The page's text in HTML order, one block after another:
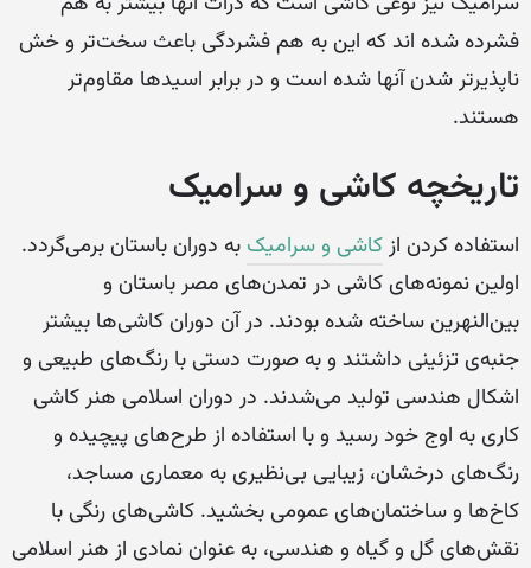
فشرده شده اند که این به هم فشردگی باعث سخت‌تر و خش
ناپذیرتر شدن آنها شده است و در برابر اسیدها مقاوم‌تر
هستند.
تاریخچه کاشی و سرامیک
استفاده کردن ازکاشی و سرامیک به دوران باستان برمی‌گردد.
اولین نمونه‌های کاشی در تمدن‌های مصر باستان و
بین‌النهرین ساخته شده بودند. در آن دوران کاشی‌ها بیشتر
جنبه‌ی تزئینی داشتند و به صورت دستی با رنگ‌های طبیعی و
اشکال هندسی تولید می‌شدند. در دوران اسلامی هنر کاشی
کاری به اوج خود رسید و با استفاده از طرح‌های پیچیده و
رنگ‌های درخشان، زیبایی بی‌نظیری به معماری مساجد،
کاخ‌ها و ساختمان‌های عمومی بخشید. کاشی‌های رنگی با
نقش‌های گل و گیاه و هندسی، به عنوان نمادی از هنر اسلامی